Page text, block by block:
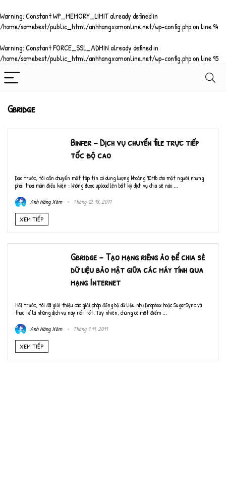
Warning: Constant WP_MEMORY_LIMIT already defined in
/home/somebest/public_html/anhhangxomonline.net/wp-config.phpon line94
Warning: Constant FORCE_SSL_ADMIN already defined in
/home/somebest/public_html/anhhangxomonline.net/wp-config.phpon line95
Gbridge
Binfer – Dịch vụ chuyển file trực tiếp
tốc độ cao
Dạo trước, tôi cần chuyển một tập tin có dung lượng khoảng 90Mb cho một người nhưng
phải thoả mãn điều kiện : không được upload lên bất kỳ dịch vụ chia sẽ nào ...
Anh Hàng Xóm
Tháng 12 18, 2011
XEM TIẾP
Gbridge – Tạo mạng riêng ảo để chia sẻ
dữ liệu bảo mật giữa các máy tính qua
mạng Internet
Hồi trước, tôi đã giới thiệu các giải pháp đồng bộ dữ liệu như Dropbox hoặc SugarSync và
thực tế là những dịch vụ này rất tốt. Tuy nhiên, chúng có một điểm ...
Anh Hàng Xóm
Tháng 9 11, 2011
XEM TIẾP